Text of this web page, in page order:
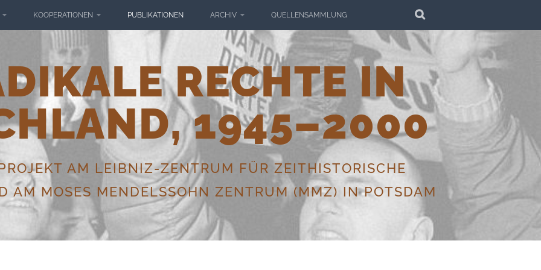
KOOPERATIONEN PUBLIKATIONEN ARCHIV QUELLENSAMMLUNG
RECHTE IN
1945–2000
AM LEIBNIZ-ZENTRUM FÜR ZEITHISTORISCHE
AM MOSES MENDELSSOHN ZENTRUM (MMZ) IN POTSDAM